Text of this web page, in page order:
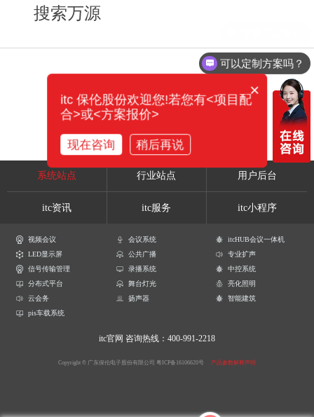
搜索万源
系统站点 行业站点 用户后台
itc资讯 itc服务 itc小程序
视频会议 会议系统
itcHUB会议一体机
LED显示屏
公共广播
专业扩声
信号传输管理
录播系统
中控系统
分布式平台
舞台灯光
亮化照明
云会务
扬声器
智能建筑
pis车载系统
itc官网 咨询热线：400-991-2218
Copyright © 广东保伦电子股份有限公司 粤ICP备16106620号 产品参数解释声明
可以定制方案吗？
×
itc 保伦股份欢迎您!若您有<项目配
合>或<方案报价>
现在咨询 稍后再说